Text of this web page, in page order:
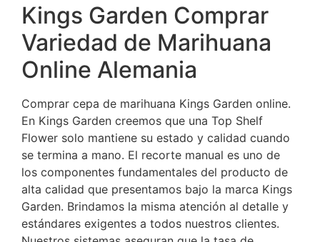
Kings Garden Comprar
Variedad de Marihuana
Online Alemania
Comprar cepa de marihuana Kings Garden online.
En Kings Garden creemos que una Top Shelf
Flower solo mantiene su estado y calidad cuando
se termina a mano. El recorte manual es uno de
los componentes fundamentales del producto de
alta calidad que presentamos bajo la marca Kings
Garden. Brindamos la misma atención al detalle y
estándares exigentes a todos nuestros clientes.